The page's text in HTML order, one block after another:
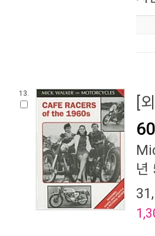
13. [
년